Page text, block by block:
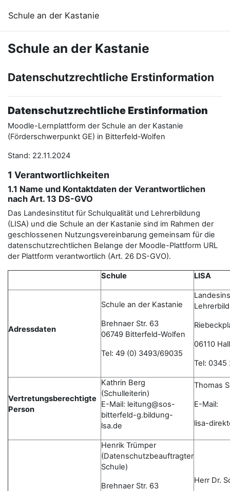
Schule an der Kastanie
Schule an der Kastanie
Datenschutzrechtliche Erstinformation
Datenschutzrechtliche Erstinformation
Moodle-Lernplattform der Schule an der Kastanie
(Förderschwerpunkt GE) in Bitterfeld-Wolfen
Stand: 22.11.2024
1 Verantwortlichkeiten
1.1 Name und Kontaktdaten der Verantwortlichen
nach Art. 13 DS-GVO
Das Landesinstitut für Schulqualität und Lehrerbildung
(LISA) und die Schule an der Kastanie sind im Rahmen der
geschlossenen Nutzungsvereinbarung gemeinsam für die
datenschutzrechtlichen Belange der Moodle-Plattform URL
der Plattform verantwortlich (Art. 26 DS-GVO).
Schule LISA
Adressdaten
Schule an der Kastanie
Brehnaer Str. 63
06749 Bitterfeld-Wolfen
Tel: 49 (0) 3493/69035
06110
Tel:
Vertretungsberechtigte
Person
Kathrin Berg
(Schulleiterin)
E-Mail: leitung@sos-
bitterfeld-g.bildung-
lsa.de
Thomas
E-Mail:
lisa-
Henrik Trümper
(Datenschutzbeauftragter
Schule)
Brehnaer Str. 63
Herr Dr.